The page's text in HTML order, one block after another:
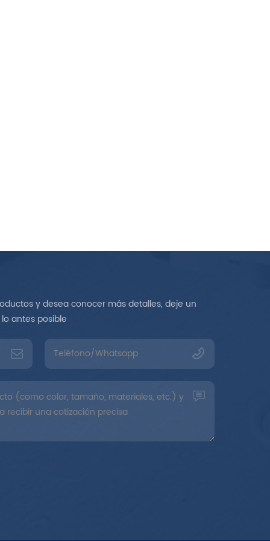
y desea conocer más detalles, deje un
antes posible